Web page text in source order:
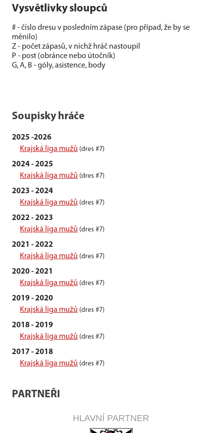
Vysvětlivky sloupců
# - číslo dresu v posledním zápase (pro případ, že by se
měnilo)
Z - počet zápasů, v nichž hráč nastoupil
P - post (obránce nebo útočník)
G, A, B - góly, asistence, body
Soupisky hráče
2025 -2026
Krajská liga mužů (dres #7)
2024 - 2025
Krajská liga mužů (dres #7)
2023 - 2024
Krajská liga mužů (dres #7)
2022 - 2023
Krajská liga mužů (dres #7)
2021 - 2022
Krajská liga mužů (dres #7)
2020 - 2021
Krajská liga mužů (dres #7)
2019 - 2020
Krajská liga mužů (dres #7)
2018 - 2019
Krajská liga mužů (dres #7)
2017 - 2018
Krajská liga mužů (dres #7)
PARTNEŘI
HLAVNÍ PARTNER